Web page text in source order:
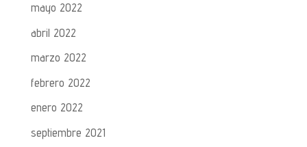
mayo 2022
abril 2022
marzo 2022
febrero 2022
enero 2022
septiembre 2021